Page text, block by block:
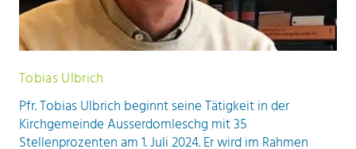
Tobias Ulbrich
Pfr. Tobias Ulbrich beginnt seine Tätigkeit in der
Kirchgemeinde Ausserdomleschg mit 35
Stellenprozenten am 1. Juli 2024. Er wird im Rahmen